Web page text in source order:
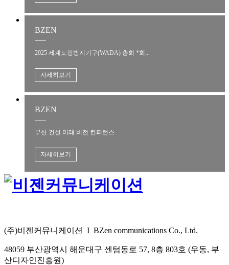
BZEN
2025 세계도핑방지기구(WADA) 총회 *회...
자세히보기
BZEN
부산 건설 미래 비전 컨퍼런스
자세히보기
(주)비젠커뮤니케이션 I BZen communications Co., Ltd.
48059 부산광역시 해운대구 센텀동로 57, 8층 803호 (우동, 부
산디자인진흥원)